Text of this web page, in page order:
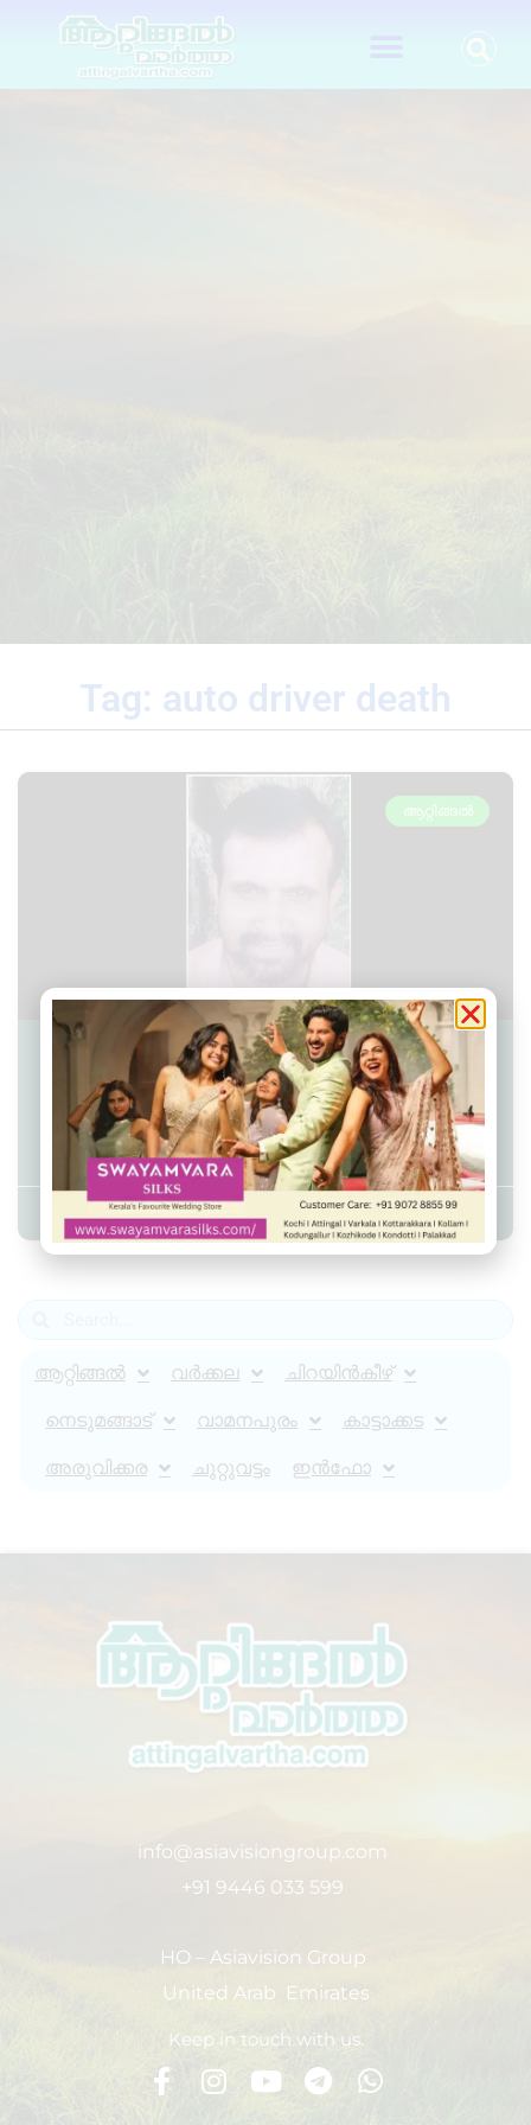
Tag: auto driver death
ആറ്റിങ്ങൽ
ആറ്റിങ്ങൽ കൈപ്പറ്റിമുക്കിൽ
ഓട്ടോറിക്ഷ മറിഞ്ഞ് അപകടം;
ഡ്രൈവർ മരിച്ചു
Admin YS August 1, 2025 10:55 pm
ആറ്റിങ്ങൽ വർക്കല ചിറയിൻകീഴ്
നെടുമങ്ങാട് വാമനപുരം കാട്ടാക്കട
അരുവിക്കര ചുറ്റുവട്ടം ഇൻഫോ
info@asiavisiongroup.com
+91 9446 033 599
HO – Asiavision Group
United Arab Emirates
Keep in touch with us.